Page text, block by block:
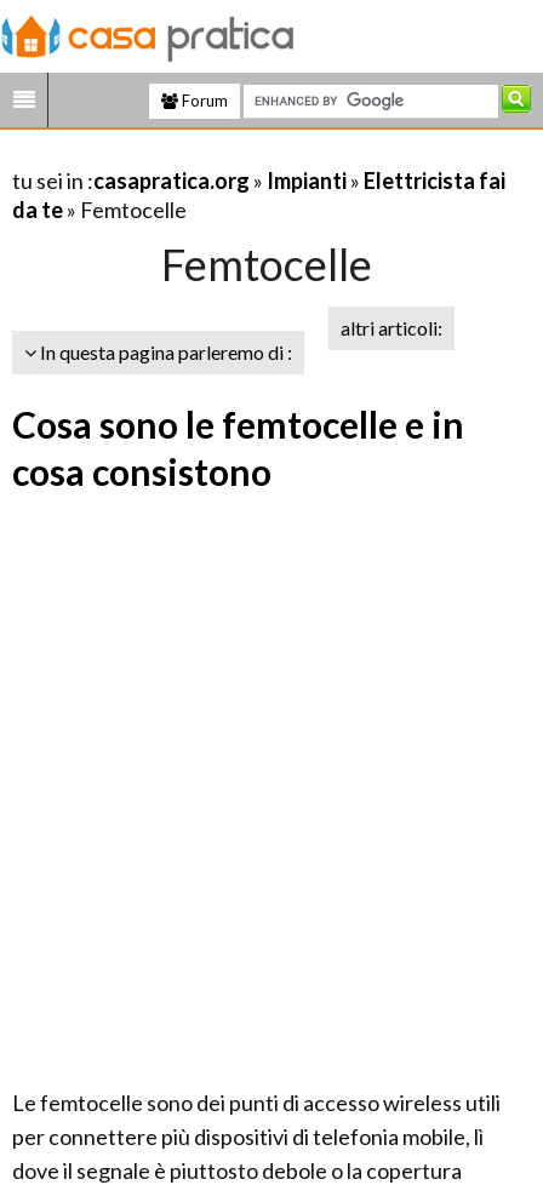
Forum
tu sei in :casapratica.org » Impianti» Elettricista fai
da te» Femtocelle
Femtocelle
In questa pagina parleremo di :
altri articoli:
Cosa sono le femtocelle e in
cosa consistono
Le femtocelle sono dei punti di accesso wireless utili
per connettere più dispositivi di telefonia mobile, lì
dove il segnale è piuttosto debole o la copertura